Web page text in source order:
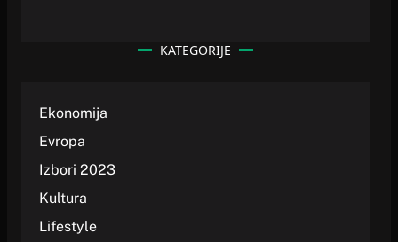
KATEGORIJE
Ekonomija
Evropa
Izbori 2023
Kultura
Lifestyle